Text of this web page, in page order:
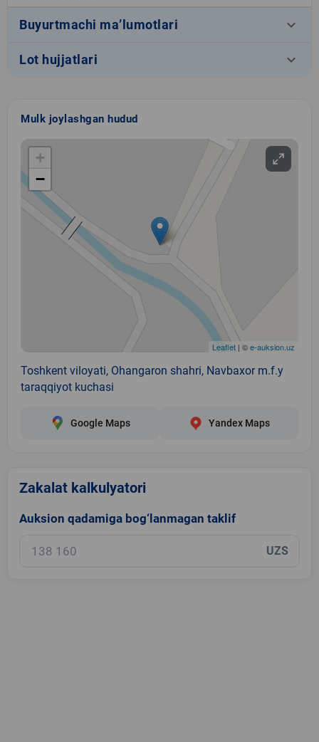
Buyurtmachi ma’lumotlari keyboard_arrow_down
Lot hujjatlari keyboard_arrow_down
Mulk joylashgan hudud
+
−
Leaflet | ©e-auksion.uz
Toshkent viloyati, Ohangaron shahri, Navbaxor m.f.y
taraqqiyot kuchasi
Google Maps Yandex Maps
Zakalat kalkulyatori
Auksion qadamiga bog‘lanmagan taklif
UZS